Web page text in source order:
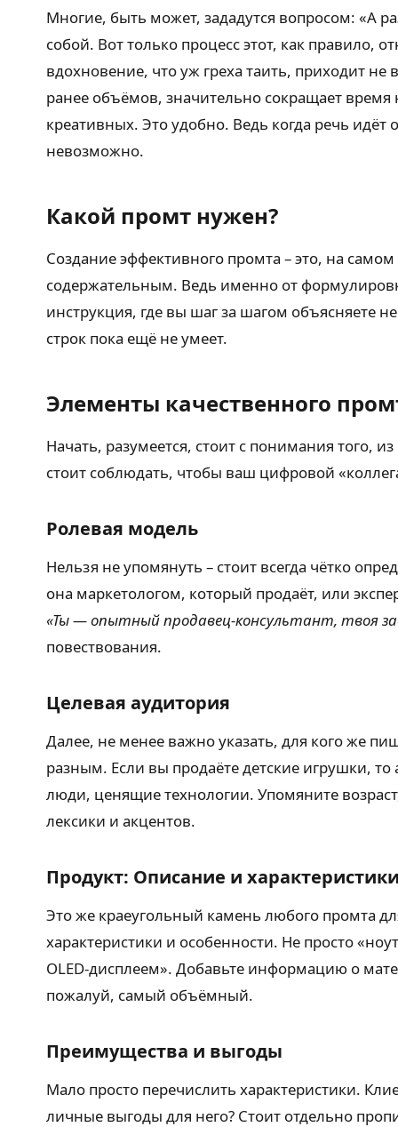
Многие, быть может, зададутся вопросом: «А
собой. Вот только процесс этот, как правило,
вдохновение, что уж греха таить, приходит
ранее объёмов, значительно сокращает
креативных. Это удобно. Ведь когда речь
невозможно.
Какой промт нужен?
Создание эффективного промта – это, на
содержательным. Ведь именно от
инструкция, где вы шаг за шагом объясняете
строк пока ещё не умеет.
Элементы качественного
Начать, разумеется, стоит с понимания того,
стоит соблюдать, чтобы ваш цифровой
Ролевая модель
Нельзя не упомянуть – стоит всегда чётко
она маркетологом, который продаёт, или
«Ты — опытный продавец-консультант, твоя
повествования.
Целевая аудитория
Далее, не менее важно указать, для кого же
разным. Если вы продаёте детские игрушки,
люди, ценящие технологии. Упомяните
лексики и акцентов.
Продукт: Описание и
Это же краеугольный камень любого промта
характеристики и особенности. Не просто
OLED-дисплеем». Добавьте информацию о
пожалуй, самый объёмный.
Преимущества и выгоды
Мало просто перечислить характеристики.
личные выгоды для него? Стоит отдельно